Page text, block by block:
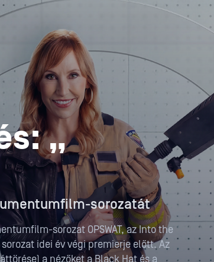
„
sorozatát
sorozat OPSWAT, az Into the
idei év végi premierje előtt. Az
a nézőket a Black Hat és a